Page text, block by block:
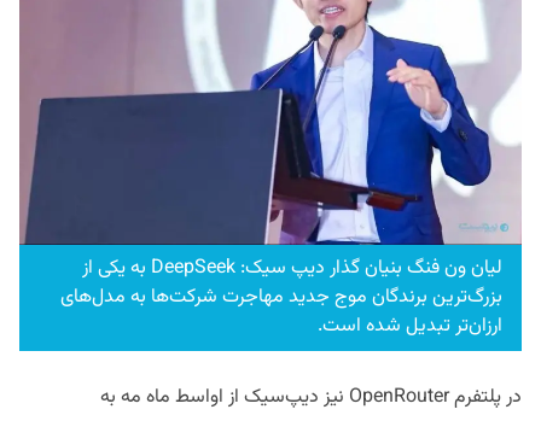
لیان ون فنگ بنیان گذار دیپ سیک: DeepSeek به یکی از
بزرگ‌ترین برندگان موج جدید مهاجرت شرکت‌ها به مدل‌های
ارزان‌تر تبدیل شده است.
در پلتفرم OpenRouter نیز دیپ‌سیک از اواسط ماه مه به